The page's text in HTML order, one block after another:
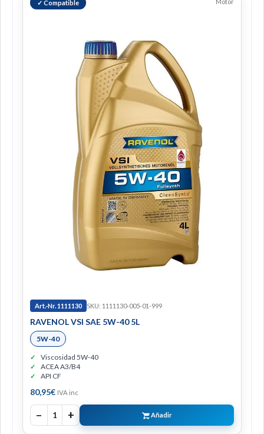
✓ Compatible
Art.-Nr. 1111130 SKU: 1111130-005-01-999
RAVENOL VSI SAE 5W-40 5L
5W-40
Viscosidad 5W-40
ACEA A3/B4
API CF
80,95€ IVA inc
− 1 + Añadir